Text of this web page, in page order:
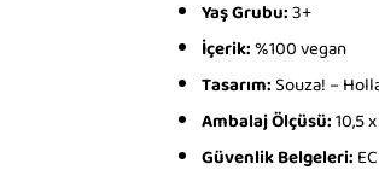
Yaş Grubu:3+
İçerik:%100 vegan
Tasarım:Souza! –
Ambalaj Ölçüsü:10,5
Güvenlik Belgeleri: